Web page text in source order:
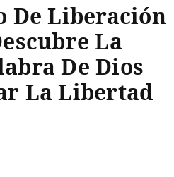
De Liberación
La
De Dios
La Libertad